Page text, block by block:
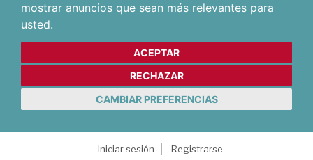
mostrar anuncios que sean más relevantes para
usted.
ACEPTAR
RECHAZAR
CAMBIAR PREFERENCIAS
Iniciar sesión
Registrarse